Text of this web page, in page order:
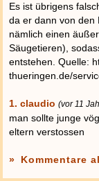
Es ist übrigens
da er dann von den
nämlich einen
Säugetieren),
entstehen. Quelle:
thueringen.de/
1. claudio (vor 11
man sollte junge
eltern verstossen
» Kommentare